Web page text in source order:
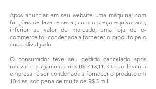
Após anunciar em seu website uma máquina, com
funções de lavar e secar, com o preço equivocado,
inferior ao valor de mercado, uma loja de e-
commerce foi condenada a fornecer o produto pelo
custo divulgado.
O consumidor teve seu pedido cancelado após
realizar o pagamento dos R$ 413,11. O que levou a
empresa ré ser condenada a fornecer o produto em
10 dias, sob pena de multa de R$ 5 mil.